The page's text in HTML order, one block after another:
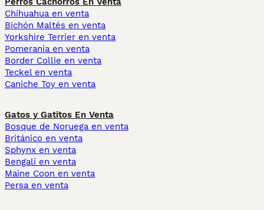
Chihuahua en venta
Bichón Maltés en venta
Yorkshire Terrier en venta
Pomerania en venta
Border Collie en venta
Teckel en venta
Caniche Toy en venta
Gatos y Gatitos En Venta
Bosque de Noruega en venta
Británico en venta
Sphynx en venta
Bengalí en venta
Maine Coon en venta
Persa en venta